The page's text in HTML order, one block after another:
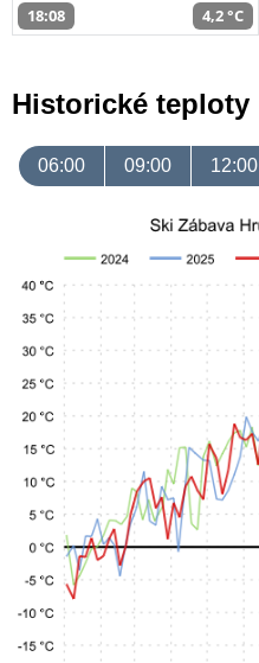
18:08 4,2 °C
Historické teploty
06:00 09:00 12:00